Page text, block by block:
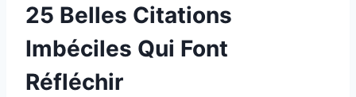
25 Belles Citations
Imbéciles Qui Font
Réfléchir